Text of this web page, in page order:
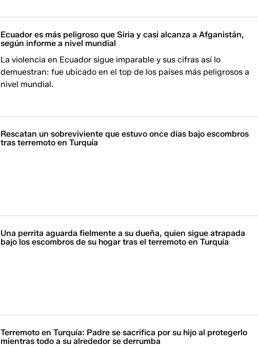
Ecuador es más peligroso que Siria y casi alcanza a Afganistán,
según informe a nivel mundial
La violencia en Ecuador sigue imparable y sus cifras así lo
demuestran: fue ubicado en el top de los países más peligrosos a
nivel mundial.
Rescatan un sobreviviente que estuvo once días bajo escombros
tras terremoto en Turquía
Una perrita aguarda fielmente a su dueña, quien sigue atrapada
bajo los escombros de su hogar tras el terremoto en Turquía
Terremoto en Turquía: Padre se sacrifica por su hijo al protegerlo
mientras todo a su alrededor se derrumba